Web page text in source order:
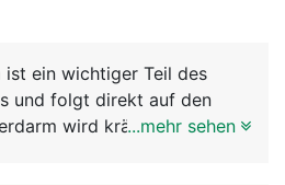
ein wichtiger Teil des
und folgt direkt auf den
wird kräftig...mehr sehen